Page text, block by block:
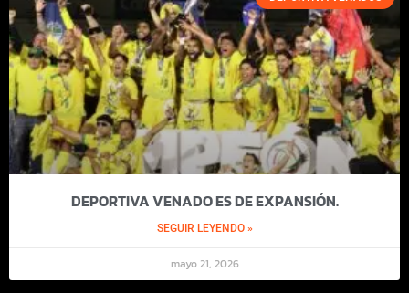
DEPORTIVA VENADO ES DE EXPANSIÓN.
SEGUIR LEYENDO »
mayo 21, 2026